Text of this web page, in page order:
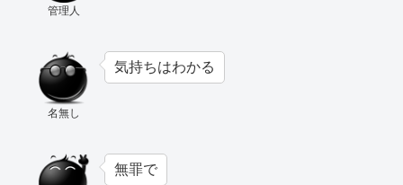
管理人
名無し
気持ちはわかる
無罪で